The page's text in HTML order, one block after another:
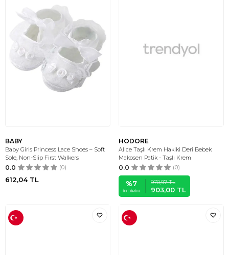
BABY
Baby Girls Princess Lace Shoes – Soft
Sole, Non-Slip First Walkers
0.0 (0)
612,04TL
HODORE
Alice Taşlı Krem Hakiki Deri Bebek
Makosen Patik - Taşlı Krem
0.0 (0)
%7
İNDIRIM
970,97TL
903,00 TL